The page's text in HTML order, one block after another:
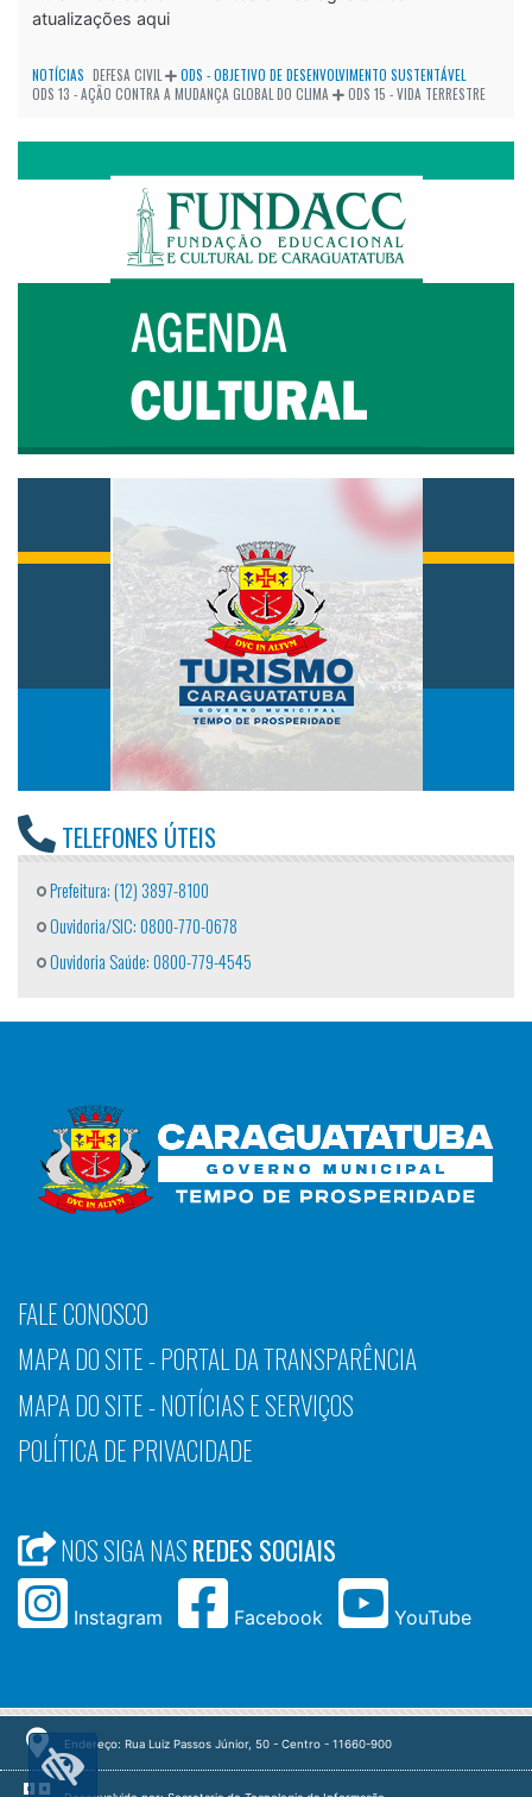
atualizações aqui
NOTÍCIAS DEFESA CIVIL
ODS - OBJETIVO DE DESENVOLVIMENTO SUSTENTÁVEL
ODS 13 - AÇÃO CONTRA A MUDANÇA GLOBAL DO CLIMA
ODS 15 - VIDA TERRESTRE
TELEFONES ÚTEIS
Prefeitura: (12) 3897-8100
Ouvidoria/SIC: 0800-770-0678
Ouvidoria Saúde: 0800-779-4545
FALE CONOSCO
MAPA DO SITE - PORTAL DA TRANSPARÊNCIA
MAPA DO SITE - NOTÍCIAS E SERVIÇOS
POLÍTICA DE PRIVACIDADE
NOS SIGA NASREDES SOCIAIS
Instagram Facebook YouTube
Endereço: Rua Luiz Passos Júnior, 50 - Centro - 11660-900